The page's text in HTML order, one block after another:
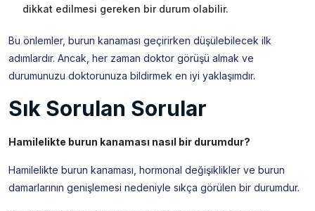
dikkat edilmesi gereken bir durum olabilir.
Bu önlemler, burun kanaması geçirirken düşülebilecek ilk
adımlardır. Ancak, her zaman doktor görüşü almak ve
durumunuzu doktorunuza bildirmek en iyi yaklaşımdır.
Sık Sorulan Sorular
Hamilelikte burun kanaması nasıl bir durumdur?
Hamilelikte burun kanaması, hormonal değişiklikler ve burun
damarlarının genişlemesi nedeniyle sıkça görülen bir durumdur.